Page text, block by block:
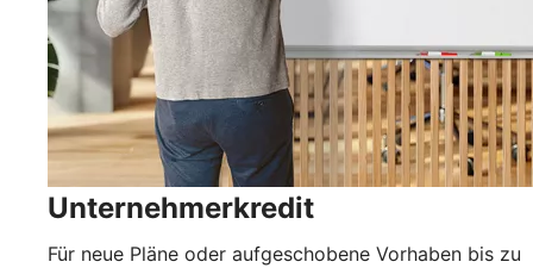
Unternehmerkredit
Für neue Pläne oder aufgeschobene Vorhaben bis zu